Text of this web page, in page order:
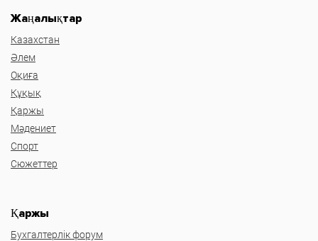
Жаңалықтар
Казахстан
Әлем
Оқиға
Құқық
Қаржы
Мәдениет
Спорт
Сюжеттер
Қаржы
Бухгалтерлік форум